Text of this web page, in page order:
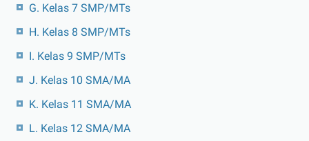
G. Kelas 7 SMP/MTs
H. Kelas 8 SMP/MTs
I. Kelas 9 SMP/MTs
J. Kelas 10 SMA/MA
K. Kelas 11 SMA/MA
L. Kelas 12 SMA/MA